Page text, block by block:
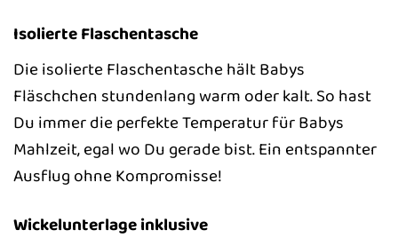
Isolierte Flaschentasche
Die isolierte Flaschentasche hält Babys
Fläschchen stundenlang warm oder kalt. So hast
Du immer die perfekte Temperatur für Babys
Mahlzeit, egal wo Du gerade bist. Ein entspannter
Ausflug ohne Kompromisse!
Wickelunterlage inklusive